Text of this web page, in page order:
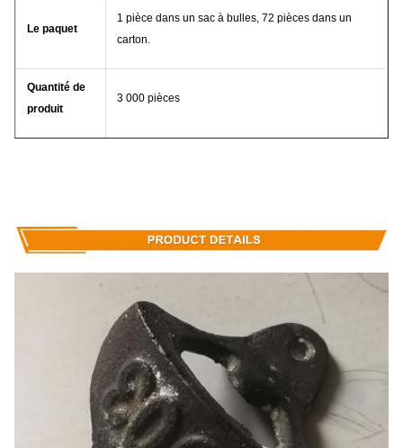
Le paquet
1 pièce dans un sac à bulles, 72 pièces dans un
carton.
Quantité de
produit
3 000 pièces
Notre entreprise et notre usine font beaucoup d'efforts pour le
contrôle de la qualité. Nous fournissons des verres de haute qualité
à un prix abordable.Nous aimerions coopérer avec nos amis et
partenaires commerciaux du monde entier..